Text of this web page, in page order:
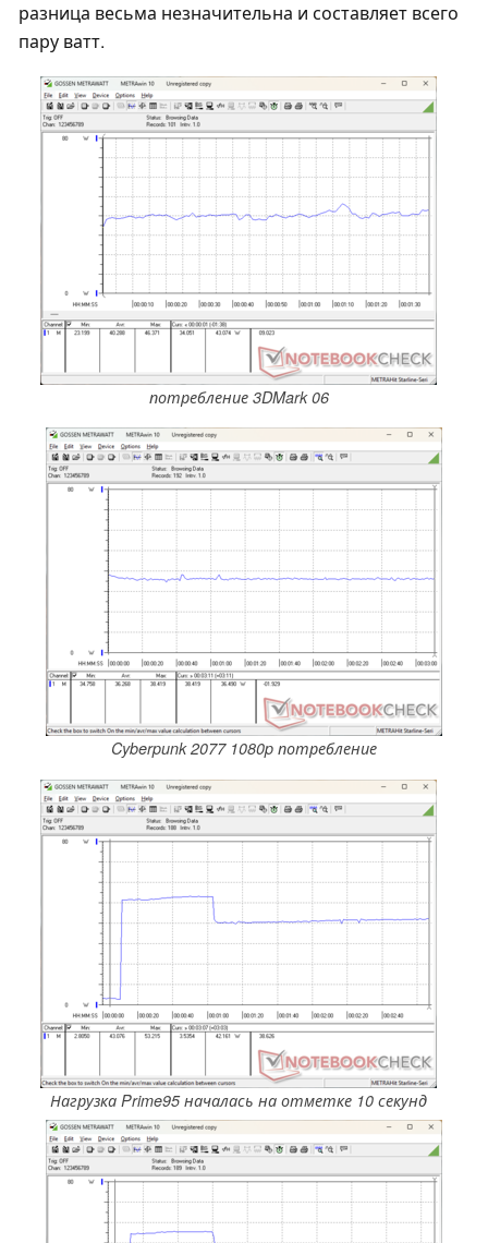
разница весьма незначительна и составляет всего
пару ватт.
потребление 3DMark 06
Cyberpunk 2077 1080p потребление
Нагрузка Prime95 началась на отметке 10 секунд